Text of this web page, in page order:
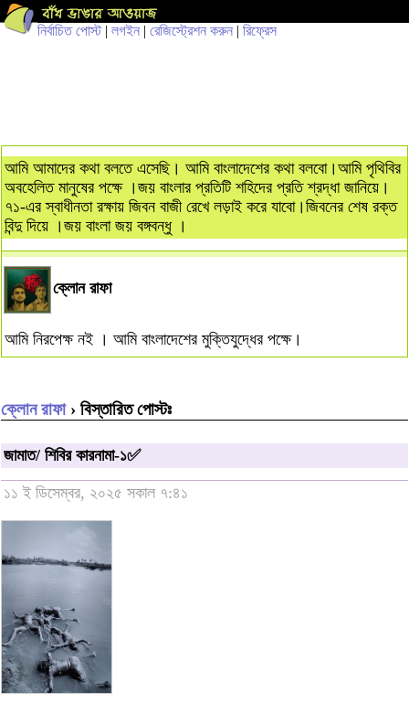
নির্বাচিত পোস্ট| লগইন | রেজিস্ট্রেশন করুন | রিফ্রেস
আমি আমাদের কথা বলতে এসেছি। আমি বাংলাদেশের কথা বলবো।আমি পৃথিবির
অবহেলিত মানুষের পক্ষে ।জয় বাংলার প্রতিটি শহিদের প্রতি শ্রদ্ধা জানিয়ে।
৭১-এর স্বাধীনতা রক্ষায় জিবন বাজী রেখে লড়াই করে যাবো।জিবনের শেষ রক্ত
বিন্দু দিয়ে ।জয় বাংলা জয় বঙ্গবন্ধু ।
ক্লোন রাফা
আমি নিরপেক্ষ নই । আমি বাংলাদেশের মুক্তিযুদ্ধের পক্ষে।
ক্লোন রাফা› বিস্তারিত পোস্টঃ
জামাত/ শিবির কারনামা-১✅
১১ ই ডিসেম্বর, ২০২৫ সকাল ৭:৪১